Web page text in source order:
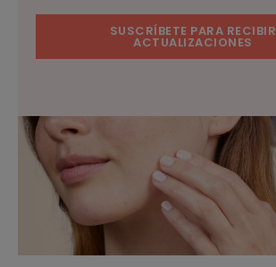
SUSCRÍBETE PARA RECIBIR
ACTUALIZACIONES